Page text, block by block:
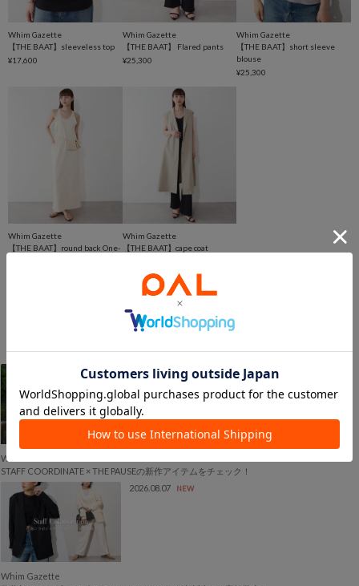
Whim Gazette
【THE BAAT】sleeveless top
¥17,600
Whim Gazette
【THE BAAT】 Flared pants
¥25,300
Whim Gazette
【THE BAAT】short sleeve
blouse
¥25,300
Whim Gazette
【THE BAAT】round back One-
Whim Gazette
【THE BAAT】cape coat
2026.08.07 NEW
Whim Gazette
STAFF COORDINATE × THE PAUSEの新作アイテムをチェック！
2026.08.07
NEW
Whim Gazette